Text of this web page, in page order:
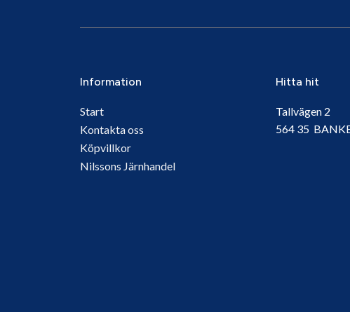
Information
Start
Kontakta oss
Köpvillkor
Nilssons Järnhandel
Hitta hit
Tallvägen 2
564 35